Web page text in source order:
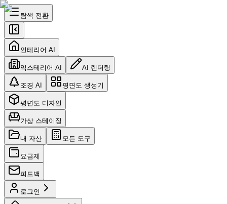
탐색 전환
인테리어 AI
익스테리어 AI AI 렌더링
조경 AI 평면도 생성기
평면도 디자인
가상 스테이징
내 자산 모든 도구
요금제
피드백
로그인